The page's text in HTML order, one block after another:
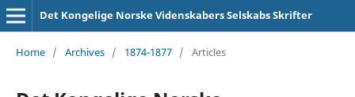
Det Kongelige Norske Videnskabers Selskabs Skrifter
Home / Archives / 1874-1877 / Articles